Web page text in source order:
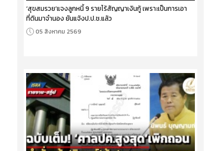
‘สุขสมรวย’แจงลูกหนี้ 9 รายไร้สัญญาเงินกู้ เพราะเป็นการเอา
ที่ดินมาจำนอง ยันแจ้งป.ป.ช.แล้ว
05 สิงหาคม 2569